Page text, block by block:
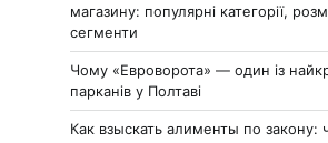
магазину: популярні категорії,
сегменти
Чому «Евроворота» — один із
парканів у Полтаві
Как взыскать алименты по закону: